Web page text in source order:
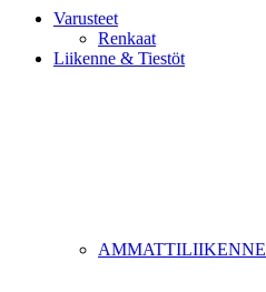
Varusteet
Renkaat
Liikenne & Tiestöt
AMMATTILIIKENNE